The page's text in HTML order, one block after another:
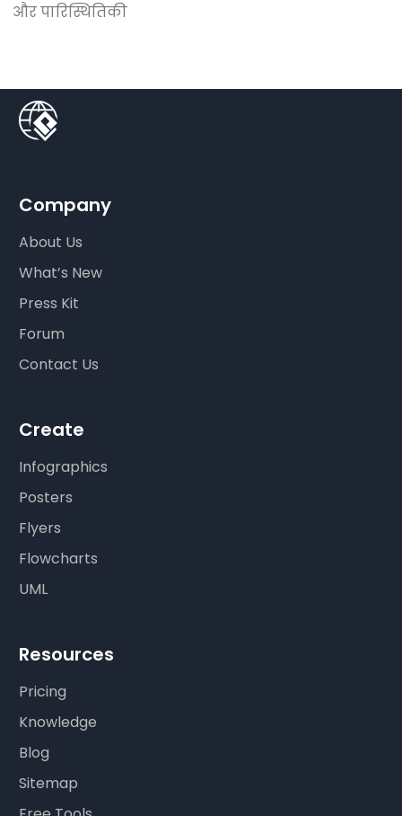
और पारिस्थितिकी
Company
About Us
What’s New
Press Kit
Forum
Contact Us
Create
Infographics
Posters
Flyers
Flowcharts
UML
Resources
Pricing
Knowledge
Blog
Sitemap